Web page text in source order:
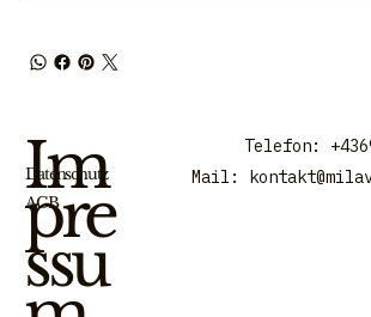
Im
pre
ssu
Datenschutz
AGB
Mail:
Telefon: